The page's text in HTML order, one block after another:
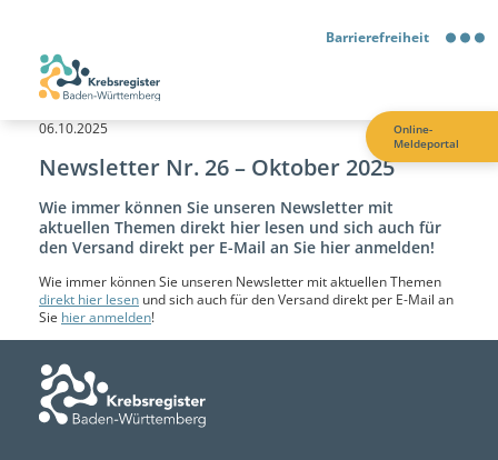
Barrierefreiheit
Barrierefreiheit
Kontrastmodus
Gebärdensprache
06.10.2025
Newsletter Nr. 26 – Oktober 2025
Wie immer können Sie unseren Newsletter mit
aktuellen Themen direkt hier lesen und sich auch für
den Versand direkt per E-Mail an Sie hier anmelden!
Wie immer können Sie unseren Newsletter mit aktuellen Themen
direkt hier lesen und sich auch für den Versand direkt per E-Mail an
Sie hier anmelden!
Online-
Meldeportal